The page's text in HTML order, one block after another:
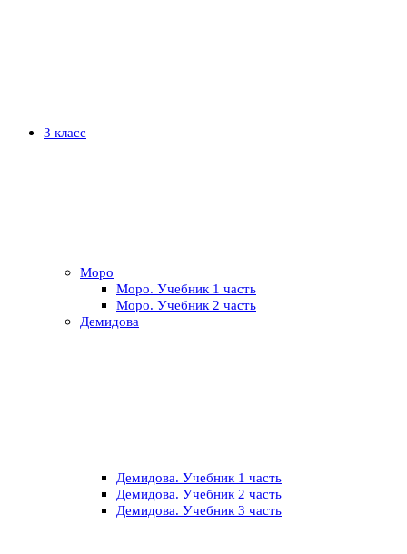
3 класс
Моро
Моро. Учебник 1 часть
Моро. Учебник 2 часть
Демидова
Демидова. Учебник 1 часть
Демидова. Учебник 2 часть
Демидова. Учебник 3 часть